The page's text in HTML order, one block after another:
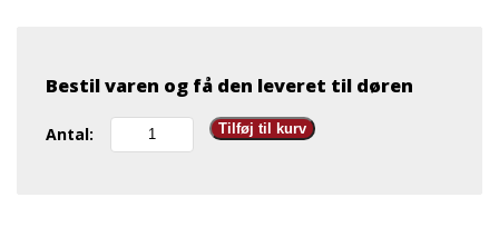
Bestil varen og få den leveret til døren
Antal:
Dækkeserviet
Hvid
Tilføj til kurv